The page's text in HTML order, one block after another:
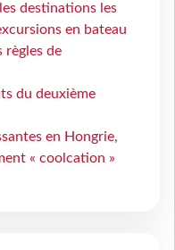
destinations les
en bateau
règles de
du deuxième
en Hongrie,
« coolcation »